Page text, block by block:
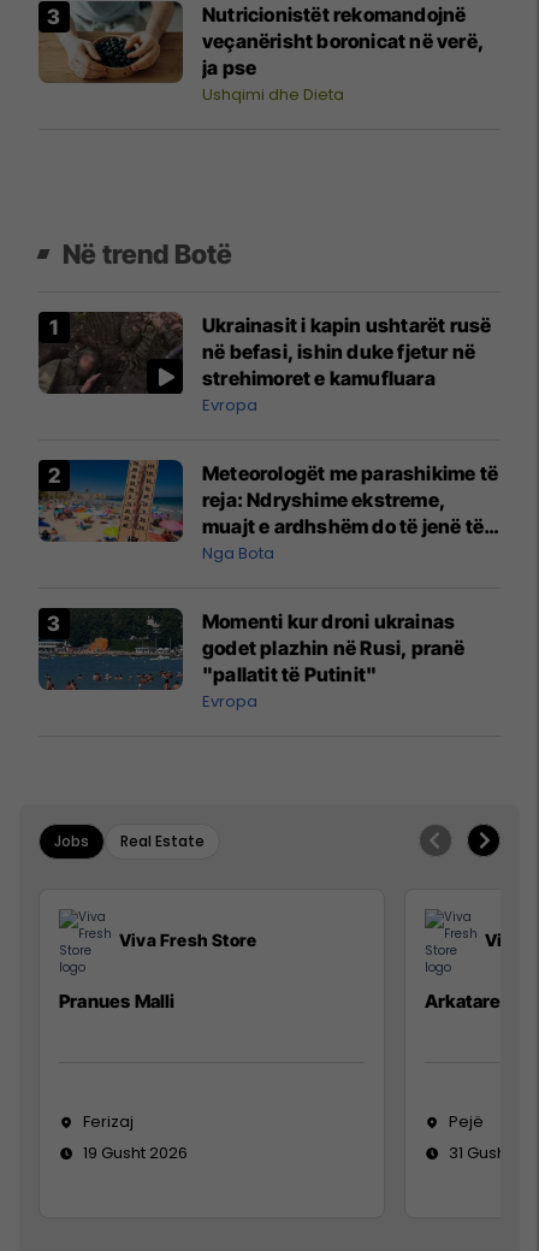
Nutricionistët rekomandojnë
veçanërisht boronicat në verë,
ja pse
Ushqimi dhe Dieta
Në trend Botë
Ukrainasit i kapin ushtarët rusë
në befasi, ishin duke fjetur në
strehimoret e kamufluara
Evropa
Meteorologët me parashikime të
reja: Ndryshime ekstreme,
muajt e ardhshëm do të jenë të
pazakontë
Nga Bota
Momenti kur droni ukrainas
godet plazhin në Rusi, pranë
"pallatit të Putinit"
Evropa
Jobs Real Estate
Viva Fresh Store
Pranues Malli
Ferizaj
19 Gusht 2026
Viva
Arkatare
Pejë
31 Gusht